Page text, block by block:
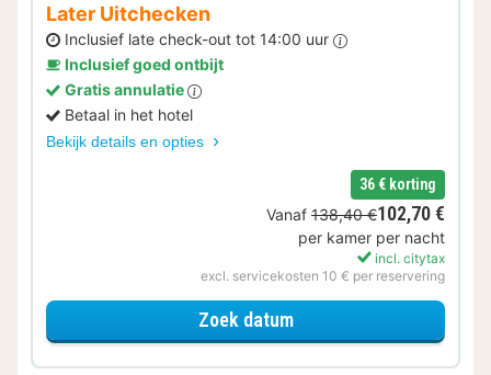
Later Uitchecken
Inclusief late check-out tot 14:00 uur
Inclusief goed ontbijt
Gratis annulatie
Betaal in het hotel
Bekijk details en opties
36 € korting
Vanaf 138,40 €102,70 €
per kamer per nacht
incl. citytax
excl. servicekosten 10 € per reservering
Zoek datumvoor Later Uitchecken